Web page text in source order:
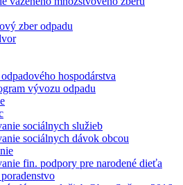
zber odpadu
hospodárstva
vývozu odpadu
sociálnych služieb
sociálnych dávok obcou
fin. podpory pre narodené dieťa